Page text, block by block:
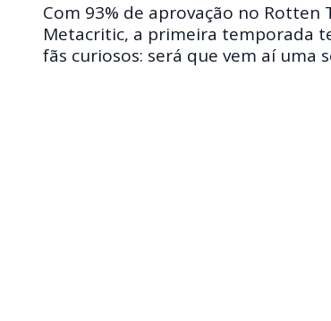
Com 93% de aprovação no
Metacritic, a primeira temporada
fãs curiosos: será que vem aí uma